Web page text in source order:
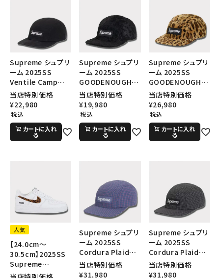
Supreme シュプリ
ーム 2025SS
Ventile Camp
Cap ベンタイルキャ
ンプキャップ ブラッ
ク
当店特別価格
¥22,980
税込
カートに入れ
る
Supreme シュプリ
ーム 2025SS
GOODENOUGH
Crushed Rayon
Camp Cap グッド
イナフクラッシュレ
ーヨンキャンプキャ
ップ ブラック
当店特別価格
¥19,980
税込
カートに入れ
る
Supreme シュプリ
ーム 2025SS
GOODENOUGH
Crushed Rayon
Camp Cap グッド
イナフクラッシュレ
ーヨンキャンプキャ
ップ レオパード
当店特別価格
¥26,980
税込
カートに入れ
る
人気
【24.0cm～
30.5cm】2025SS
Supreme
GOODENOUGH
Supreme シュプリ
ーム 2025SS
Cordura Plaid
Camp Cap コーデ
ュラプレイドキャン
当店特別価格
¥31,980
Supreme シュプリ
ーム 2025SS
Cordura Plaid
Camp Cap コーデ
ュラプレイドキャン
当店特別価格
¥31,980